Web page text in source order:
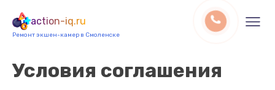
action-iq.ru
Ремонт экшен-камер в Смоленске
Условия соглашения